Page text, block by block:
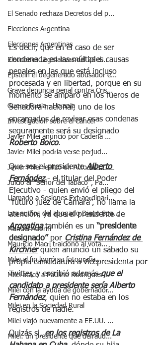
El Senado rechaza Decretos del p...
Elecciones Argentina
Elecciones Argentinas
Elecciones Legislativas del 26 d...
Epstein el degenerado abusador e...
Grave denuncia penal contra Cris...
Guerra Rusia - Ucrania
Investigación sobre el Cáncer
Javier Milei anunció por Cadena ...
Javier Milei podría verse perjud...
Javier Milei realizó un Acto de ...
Juicio al "Señor del Tabaco", Pa...
Llamado a Sesiones Extraordinari...
Loa audios del abogado Diego Spa...
Manuel Adorni
Mauricio Macri traicionó al vota...
Milei al fin logró su fotografía...
Milei atacó a Paulino Rodrigues ...
Milei con la ayuda de gobernador...
Milei en la Sociedad Rural
Milei viajó nuevamente a EE.UU. ...
Milei: un presidente que defraud...
Es decir, que en el caso de ser
condenada en las múltiples causas
penales en las que está incluso
procesada y en libertad, porque en su
momento se amparó en los fueros de
Senadora nacional, uno de los
encargados de revisar esas condenas
seguramente será su designado
Roberto Boico.
Que sea el presidente Alberto
Fernández - el titular del Poder
Ejecutivo - quien envió el pliego del
“futuro juez de Cámara”, no llama la
atención, ya que el presidente de
Argentina también es un “presidente
designado” por Cristina Fernández de
Kirchner quien anunció un sábado su
propia candidatura a vicepresidenta por
Twitter, y escribió además que el
candidato a presidente sería Alberto
Fernández, quien no estaba en los
registros de nadie.
Quizás si, en los registros de La